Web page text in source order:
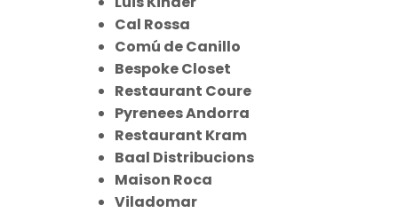
Cal Rossa
Comú de Canillo
Bespoke Closet
Restaurant Coure
Pyrenees Andorra
Restaurant Kram
Baal Distribucions
Maison Roca
Viladomar